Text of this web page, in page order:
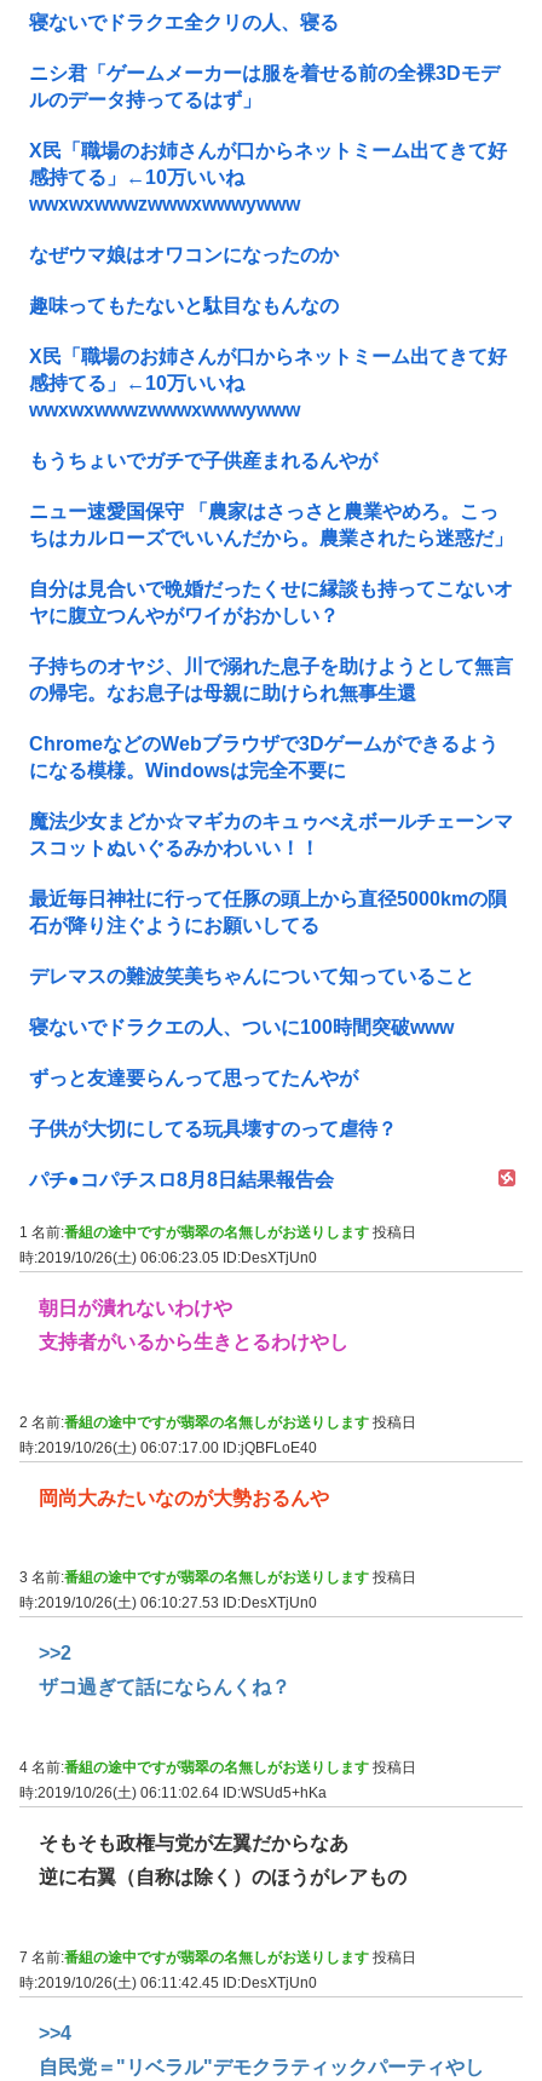
寝ないでドラクエ全クリの人、寝る
ニシ君「ゲームメーカーは服を着せる前の全裸3Dモデ
ルのデータ持ってるはず」
X民「職場のお姉さんが口からネットミーム出てきて好
感持てる」←10万いいね
wwxwxwwwzwwwxwwwywww
なぜウマ娘はオワコンになったのか
趣味ってもたないと駄目なもんなの
X民「職場のお姉さんが口からネットミーム出てきて好
感持てる」←10万いいね
wwxwxwwwzwwwxwwwywww
もうちょいでガチで子供産まれるんやが
ニュー速愛国保守 「農家はさっさと農業やめろ。こっ
ちはカルローズでいいんだから。農業されたら迷惑だ」
自分は見合いで晩婚だったくせに縁談も持ってこないオ
ヤに腹立つんやがワイがおかしい？
子持ちのオヤジ、川で溺れた息子を助けようとして無言
の帰宅。なお息子は母親に助けられ無事生還
ChromeなどのWebブラウザで3Dゲームができるよう
になる模様。Windowsは完全不要に
魔法少女まどか☆マギカのキュゥべえボールチェーンマ
スコットぬいぐるみかわいい！！
最近毎日神社に行って任豚の頭上から直径5000kmの隕
石が降り注ぐようにお願いしてる
デレマスの難波笑美ちゃんについて知っていること
寝ないでドラクエの人、ついに100時間突破www
ずっと友達要らんって思ってたんやが
子供が大切にしてる玩具壊すのって虐待？
パチ●コパチスロ8月8日結果報告会
1 名前:番組の途中ですが翡翠の名無しがお送りします 投稿日
時:2019/10/26(土) 06:06:23.05
ID:DesXTjUn0
朝日が潰れないわけや
支持者がいるから生きとるわけやし
2 名前:番組の途中ですが翡翠の名無しがお送りします 投稿日
時:2019/10/26(土) 06:07:17.00 ID:jQBFLoE40
岡尚大みたいなのが大勢おるんや
3 名前:番組の途中ですが翡翠の名無しがお送りします 投稿日
時:2019/10/26(土) 06:10:27.53
ID:DesXTjUn0
>>2
ザコ過ぎて話にならんくね？
4 名前:番組の途中ですが翡翠の名無しがお送りします 投稿日
時:2019/10/26(土) 06:11:02.64 ID:WSUd5+hKa
そもそも政権与党が左翼だからなあ
逆に右翼（自称は除く）のほうがレアもの
7 名前:番組の途中ですが翡翠の名無しがお送りします 投稿日
時:2019/10/26(土) 06:11:42.45 ID:DesXTjUn0
>>4
自民党＝"リベラル"デモクラティックパーティやし